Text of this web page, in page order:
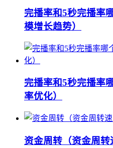
完播率和5秒完播率
模增长趋势）
完播率和5秒完播率
率优化）
资金周转（资金周转